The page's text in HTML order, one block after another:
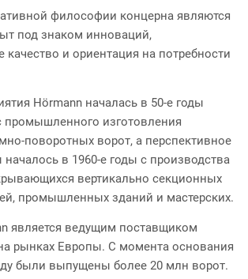
философии концерна являются
под знаком инноваций,
качество и ориентация на потребности
Hörmann началась в 50-е годы
промышленного изготовления
поворотных ворот, а перспективное
в 1960-е годы с производства
вертикально секционных
промышленных зданий и мастерских.
является ведущим поставщиком
рынках Европы. С момента основания
были выпущены более 20 млн ворот.